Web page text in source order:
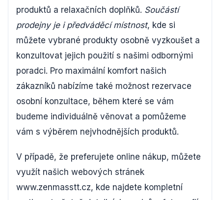
produktů a relaxačních doplňků. Součástí
prodejny je i předváděcí místnost, kde si
můžete vybrané produkty osobně vyzkoušet a
konzultovat jejich použití s našimi odbornými
poradci. Pro maximální komfort našich
zákazníků nabízíme také možnost rezervace
osobní konzultace, během které se vám
budeme individuálně věnovat a pomůžeme
vám s výběrem nejvhodnějších produktů.
V případě, že preferujete online nákup, můžete
využít našich webových stránek
www.zenmasstt.cz, kde najdete kompletní